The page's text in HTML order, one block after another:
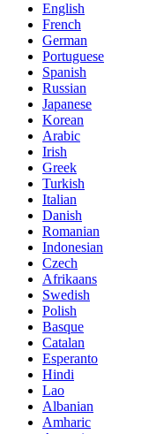
English
French
German
Portuguese
Spanish
Russian
Japanese
Korean
Arabic
Irish
Greek
Turkish
Italian
Danish
Romanian
Indonesian
Czech
Afrikaans
Swedish
Polish
Basque
Catalan
Esperanto
Hindi
Lao
Albanian
Amharic